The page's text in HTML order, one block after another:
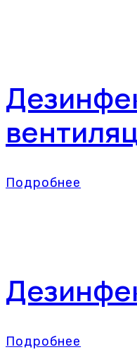
Подробнее
Подробнее